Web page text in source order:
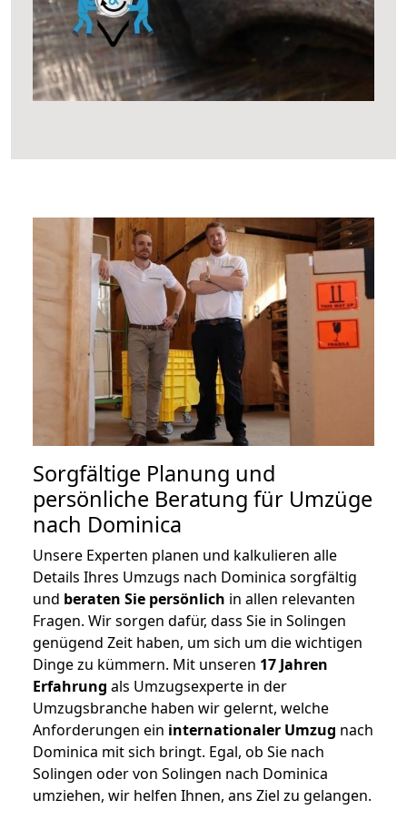
Sorgfältige Planung und
persönliche Beratung für Umzüge
nach Dominica
Unsere Experten planen und kalkulieren alle
Details Ihres Umzugs nach Dominica sorgfältig
und beraten Sie persönlich in allen relevanten
Fragen. Wir sorgen dafür, dass Sie in Solingen
genügend Zeit haben, um sich um die wichtigen
Dinge zu kümmern. Mit unseren 17 Jahren
Erfahrung als Umzugsexperte in der
Umzugsbranche haben wir gelernt, welche
Anforderungen ein internationaler Umzug nach
Dominica mit sich bringt. Egal, ob Sie nach
Solingen oder von Solingen nach Dominica
umziehen, wir helfen Ihnen, ans Ziel zu gelangen.